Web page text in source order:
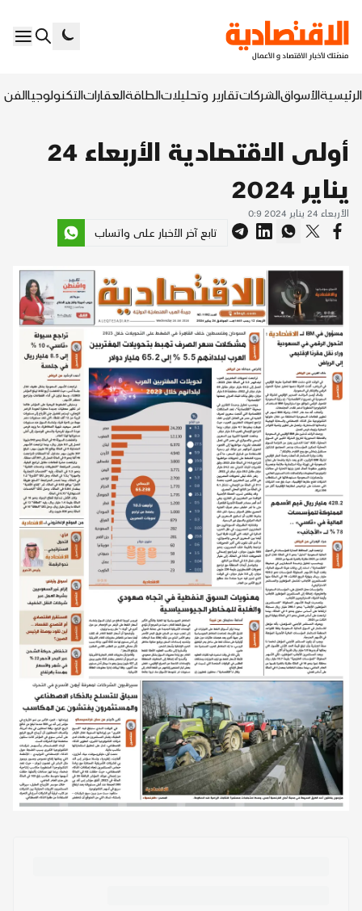
الرئيسيةالأسواقالشركاتتقارير وتحليلاتالطاقةالعقاراتالتكنولوجياالفن
أولى الاقتصادية الأربعاء 24
يناير 2024
الأربعاء 24 يناير 2024 0:9
تابع آخر الأخبار على واتساب